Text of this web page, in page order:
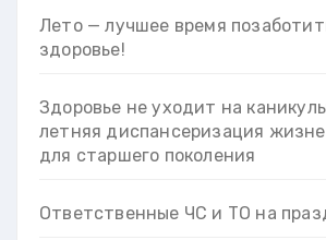
Лето — лучшее время
здоровье!
Здоровье не уходит на
летняя диспансеризация
для старшего поколения
Ответственные ЧС и ТО на